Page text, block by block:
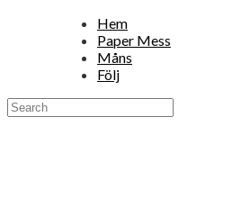
Hem
Paper Mess
Måns
Följ